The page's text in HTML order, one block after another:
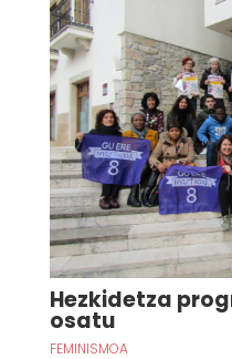
Hezkidetza
osatu
FEMINISMOA